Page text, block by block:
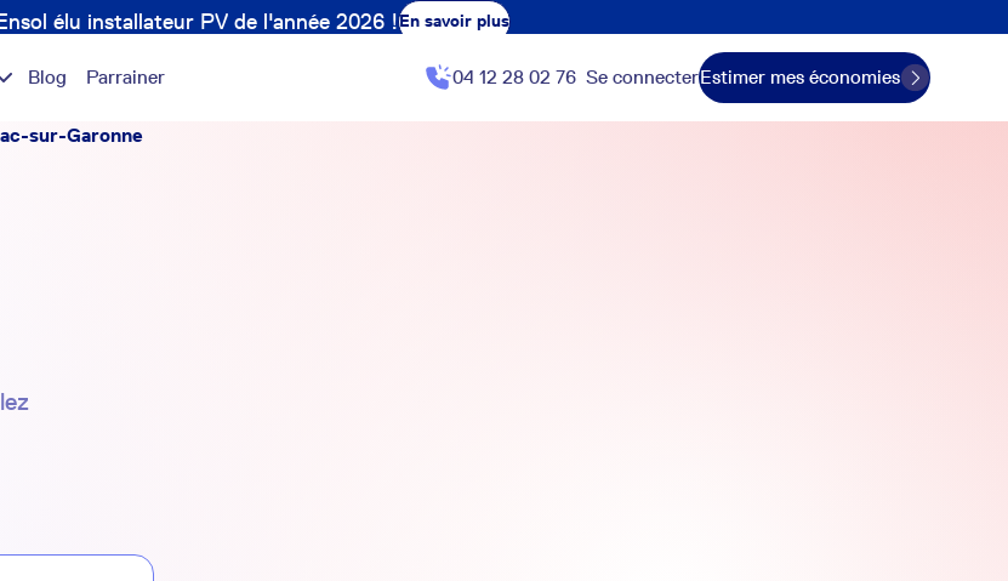
élu installateur PV de l'année 2026 !En savoir plus
Blog Parrainer 04 12 28 02 76 Se connecterEstimer mes économies
sur-Garonne